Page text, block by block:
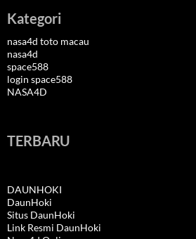
Kategori
nasa4d toto macau
nasa4d
space588
login space588
NASA4D
TERBARU
DAUNHOKI
DaunHoki
Situs DaunHoki
Link Resmi DaunHoki